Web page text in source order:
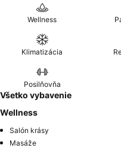
Wellness
Klimatizácia
Posilňovňa
Všetko vybavenie
Wellness
Salón krásy
Masáže